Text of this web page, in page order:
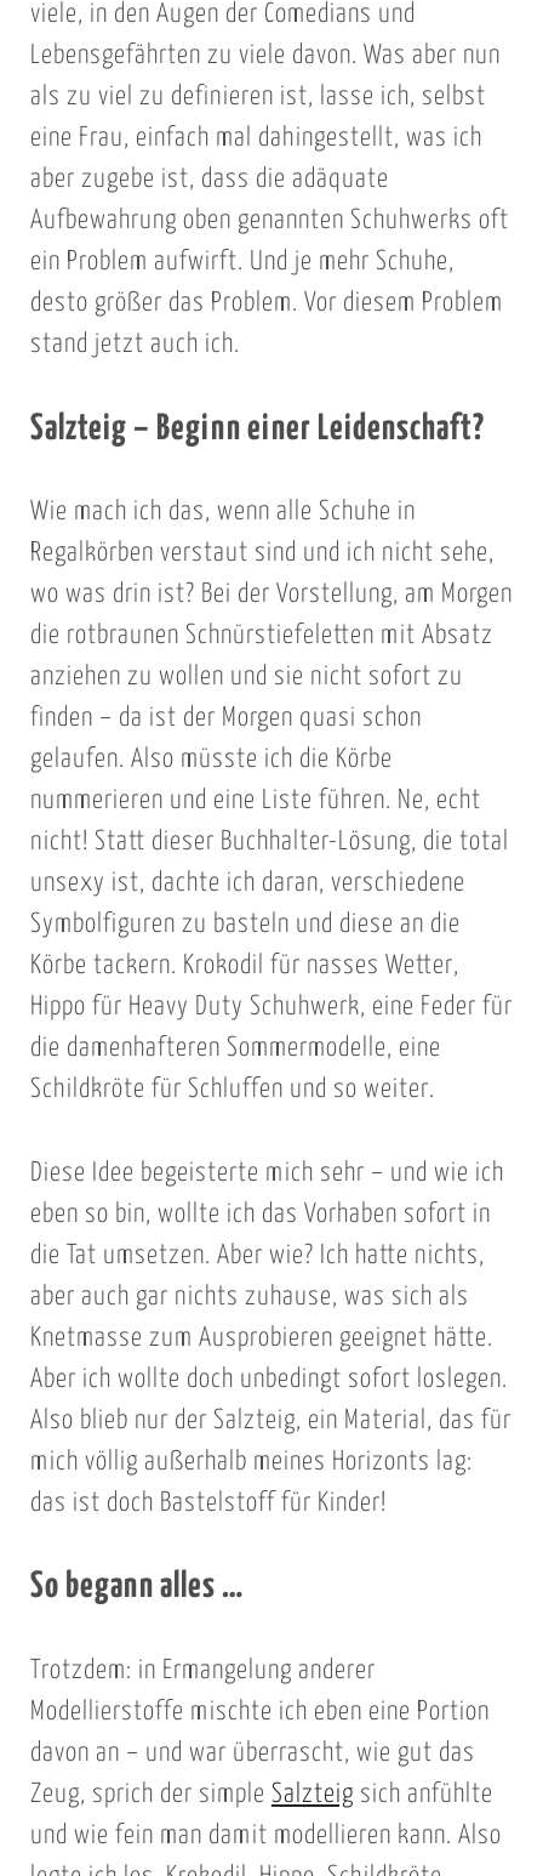
viele, in den Augen der Comedians und
Lebensgefährten zu viele davon. Was aber nun
als zu viel zu definieren ist, lasse ich, selbst
eine Frau, einfach mal dahingestellt, was ich
aber zugebe ist, dass die adäquate
Aufbewahrung oben genannten Schuhwerks oft
ein Problem aufwirft. Und je mehr Schuhe,
desto größer das Problem. Vor diesem Problem
stand jetzt auch ich.
Salzteig – Beginn einer Leidenschaft?
Wie mach ich das, wenn alle Schuhe in
Regalkörben verstaut sind und ich nicht sehe,
wo was drin ist? Bei der Vorstellung, am Morgen
die rotbraunen Schnürstiefeletten mit Absatz
anziehen zu wollen und sie nicht sofort zu
finden – da ist der Morgen quasi schon
gelaufen. Also müsste ich die Körbe
nummerieren und eine Liste führen. Ne, echt
nicht! Statt dieser Buchhalter-Lösung, die total
unsexy ist, dachte ich daran, verschiedene
Symbolfiguren zu basteln und diese an die
Körbe tackern. Krokodil für nasses Wetter,
Hippo für Heavy Duty Schuhwerk, eine Feder für
die damenhafteren Sommermodelle, eine
Schildkröte für Schluffen und so weiter.
Diese Idee begeisterte mich sehr – und wie ich
eben so bin, wollte ich das Vorhaben sofort in
die Tat umsetzen. Aber wie? Ich hatte nichts,
aber auch gar nichts zuhause, was sich als
Knetmasse zum Ausprobieren geeignet hätte.
Aber ich wollte doch unbedingt sofort loslegen.
Also blieb nur der Salzteig, ein Material, das für
mich völlig außerhalb meines Horizonts lag:
das ist doch Bastelstoff für Kinder!
So begann alles …
Trotzdem: in Ermangelung anderer
Modellierstoffe mischte ich eben eine Portion
davon an – und war überrascht, wie gut das
Zeug, sprich der simple Salzteig sich anfühlte
und wie fein man damit modellieren kann. Also